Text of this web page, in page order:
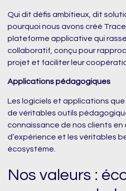
Qui dit défis ambitieux, dit
pourquoi nous avons créé
plateforme applicative qui
collaboratif, conçu pour
projet et faciliter leur
Applications pédagogiques
Les logiciels et applications
de véritables outils
connaissance de nos clients
d’expérience et les véritables
écosystème.
Nos valeurs :